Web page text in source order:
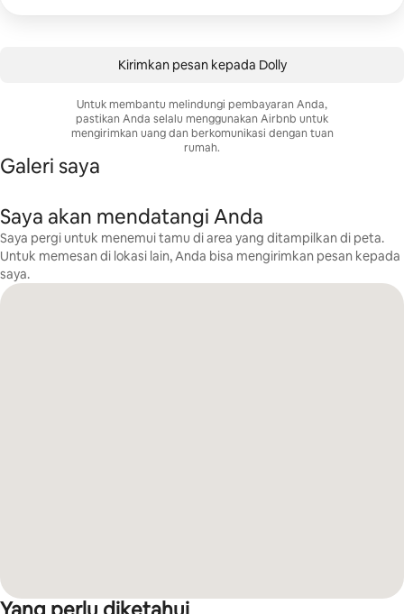
Kirimkan pesan kepada Dolly
Untuk membantu melindungi pembayaran Anda,
pastikan Anda selalu menggunakan Airbnb untuk
mengirimkan uang dan berkomunikasi dengan tuan
rumah.
Galeri saya
Saya akan mendatangi Anda
Saya pergi untuk menemui tamu di area yang ditampilkan di peta.
Untuk memesan di lokasi lain, Anda bisa mengirimkan pesan kepada
saya.